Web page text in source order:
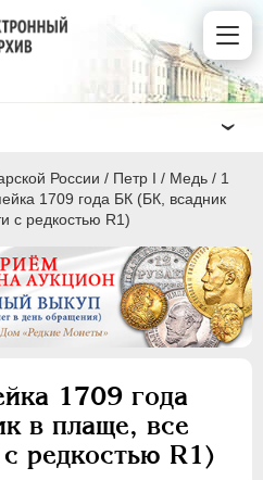
России / Пeтр I / Медь / 1
1709 года БК (БК, всадник
с редкостью R1)
1709 года
в плаще, все
редкостью R1)